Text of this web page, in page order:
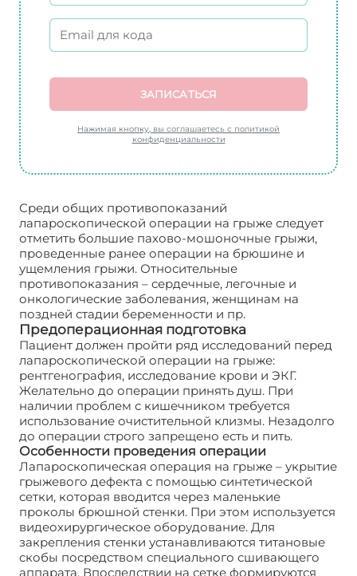
ЗАПИСАТЬСЯ
Нажимая кнопку, вы соглашаетесь с политикой
конфиденциальности
Среди общих противопоказаний
лапароскопической операции на грыже следует
отметить большие пахово-мошоночные грыжи,
проведенные ранее операции на брюшине и
ущемления грыжи. Относительные
противопоказания – сердечные, легочные и
онкологические заболевания, женщинам на
поздней стадии беременности и пр.
Предоперационная подготовка
Пациент должен пройти ряд исследований перед
лапароскопической операции на грыже:
рентгенография, исследование крови и ЭКГ.
Желательно до операции принять душ. При
наличии проблем с кишечником требуется
использование очистительной клизмы. Незадолго
до операции строго запрещено есть и пить.
Особенности проведения операции
Лапароскопическая операция на грыже – укрытие
грыжевого дефекта с помощью синтетической
сетки, которая вводится через маленькие
проколы брюшной стенки. При этом используется
видеохирургическое оборудование. Для
закрепления стенки устанавливаются титановые
скобы посредством специального сшивающего
аппарата. Впоследствии на сетке формируются